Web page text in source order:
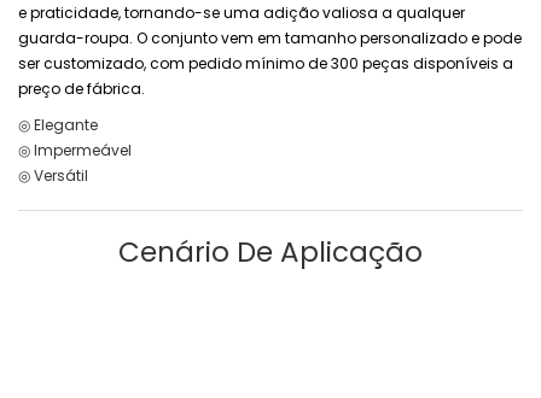
e praticidade, tornando-se uma adição valiosa a qualquer
guarda-roupa. O conjunto vem em tamanho personalizado e pode
ser customizado, com pedido mínimo de 300 peças disponíveis a
preço de fábrica.
◎ Elegante
◎ Impermeável
◎ Versátil
Cenário De Aplicação